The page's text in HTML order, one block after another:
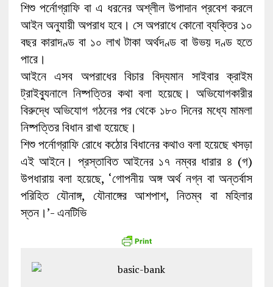
শিশু পর্নোগ্রাফি বা এ ধরনের অশ্লীল উপাদান প্রবেশ করলে
আইন অনুযায়ী অপরাধ হবে। সে অপরাধে কোনো ব্যক্তির ১০
বছর কারাদণ্ড বা ১০ লাখ টাকা অর্থদণ্ড বা উভয় দণ্ড হতে
পারে।
আইনে এসব অপরাধের বিচার বিদ্যমান সাইবার ক্রাইম
ট্রাইব্যুনালে নিষ্পত্তির কথা বলা হয়েছে। অভিযোগকারীর
বিরুদ্ধে অভিযোগ গঠনের পর থেকে ১৮০ দিনের মধ্যে মামলা
নিষ্পত্তির বিধান রাখা হয়েছে।
শিশু পর্নোগ্রাফি রোধে কঠোর বিধানের কথাও বলা হয়েছে খসড়া
এই আইনে। প্রস্তাবিত আইনের ১৭ নম্বর ধারার ৪ (গ)
উপধারায় বলা হয়েছে, ‘গোপনীয় অঙ্গ অর্থ নগ্ন বা অন্তর্বাস
পরিহিত যৌনাঙ্গ, যৌনাঙ্গের আশপাশ, নিতম্ব বা মহিলার
স্তন।’- এনটিভি